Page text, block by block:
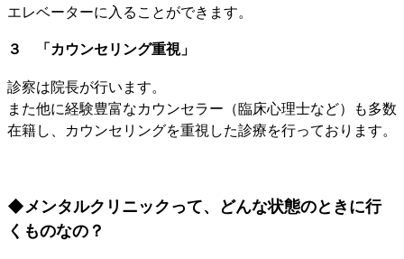
エレベーターに入ることができます。
３ 「カウンセリング重視」
診察は院長が行います。
また他に経験豊富なカウンセラー（臨床心理士など）も多数
在籍し、カウンセリングを重視した診療を行っております。
◆メンタルクリニックって、どんな状態のときに行
くものなの？